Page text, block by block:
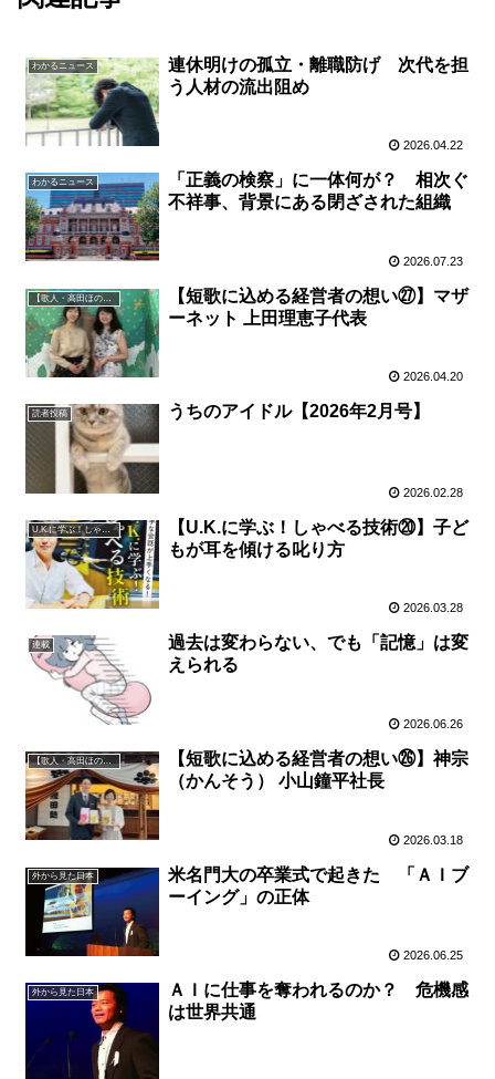
わかるニュース
連休明けの孤立・離職防げ 次代を担
う人材の流出阻め
2026.04.22
わかるニュース
「正義の検察」に一体何が？ 相次ぐ
不祥事、背景にある閉ざされた組織
2026.07.23
【歌人・高田ほのか】短歌に込める経営者の想い
【短歌に込める経営者の想い㉗】マザ
ーネット 上田理恵子代表
2026.04.20
読者投稿 うちのアイドル【2026年2月号】
2026.02.28
【U.K.に学ぶ！しゃべる技術⑳】子ど
もが耳を傾ける叱り方
2026.03.28
連載
過去は変わらない、でも「記憶」は変
えられる
2026.06.26
【歌人・高田ほのか】短歌に込める経営者の想い
【短歌に込める経営者の想い㉖】神宗
（かんそう） 小山鐘平社長
2026.03.18
外から見た日本
米名門大の卒業式で起きた 「ＡＩブ
ーイング」の正体
2026.06.25
外から見た日本
ＡＩに仕事を奪われるのか？ 危機感
は世界共通